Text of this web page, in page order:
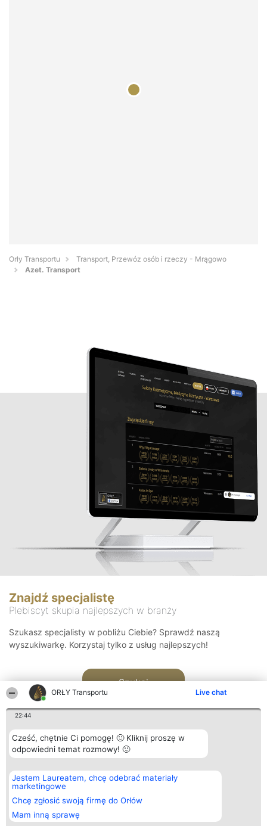
ORŁY Transportu Live chat
22:44
Cześć, chętnie Ci pomogę! 🙂 Kliknij proszę w
odpowiedni temat rozmowy! 🙂
Jestem Laureatem, chcę odebrać materiały
marketingowe
Chcę zgłosić swoją firmę do Orłów
Mam inną sprawę
Orły Transportu
Transport, Przewóz osób i rzeczy - Mrągowo
Azet. Transport
Znajdź specjalistę
Plebiscyt skupia najlepszych w branży
Szukasz specjalisty w pobliżu Ciebie? Sprawdź naszą
wyszukiwarkę. Korzystaj tylko z usług najlepszych!
Szukaj
Organizator plebiscytu
Bright Side Solutions sp. z o.
o. sp. k.
ul. Ruska 22
Wrocław 50-079
KRS 0000749100 | Regon
381313360 | NIP 8943132676
Plebiscyt
Laureaci
wszystkich
Laureatów
Regulamin
Kontakt
Kontakt